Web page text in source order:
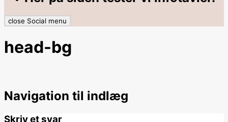
close Social menu
head-bg
Navigation til indlæg
Skriv et svar